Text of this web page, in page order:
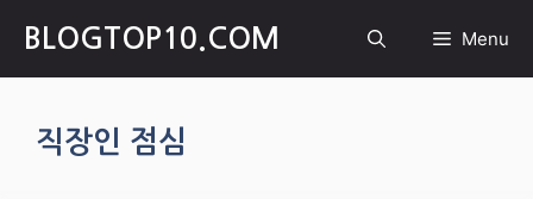
content
BLOGTOP10.COM Menu
직장인 점심